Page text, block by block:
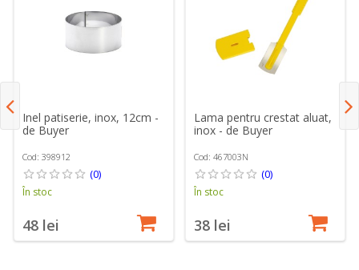
Inel patiserie, inox, 12cm -
de Buyer
Cod: 398912
(0)
În stoc
48 lei
Lama pentru crestat aluat,
inox - de Buyer
Cod: 467003N
(0)
În stoc
38 lei